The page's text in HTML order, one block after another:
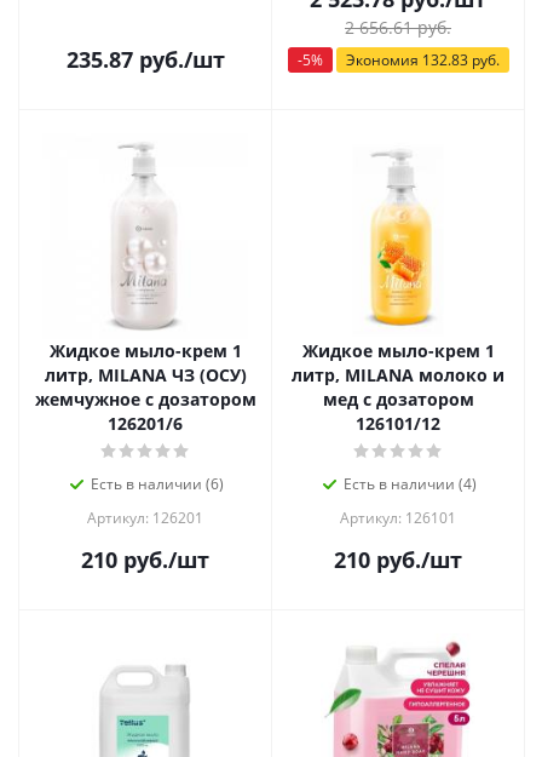
235.87руб./шт
2 656.61руб.
-5% Экономия 132.83руб.
Жидкое мыло-крем 1
литр, MILANA ЧЗ (ОСУ)
жемчужное с дозатором
126201/6
Есть в наличии (6)
Артикул: 126201
210 руб./шт
Жидкое мыло-крем 1
литр, MILANA молоко и
мед с дозатором
126101/12
Есть в наличии (4)
Артикул: 126101
210 руб./шт